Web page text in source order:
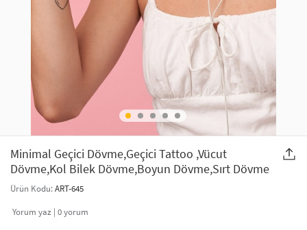
SAÇ AKSESUARLARI
GELİN / DÜĞÜN AKSESUARLARI
TELEFON ASKISI
MAKYAJ ÇANTASI
ŞAL VE FULAR
ODA KOKUSU VE MUM
PARTİ SÜSLERİ
YILBAŞI ÜRÜNLERİ
KULLAN AT TABAK BARDAK SETİ
Minimal Geçici Dövme,Geçici Tattoo ,Vücut
Dövme,Kol Bilek Dövme,Boyun Dövme,Sırt Dövme
Ürün Kodu:ART-645
Yorum yaz | 0yorum